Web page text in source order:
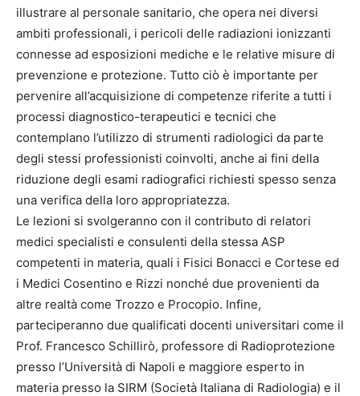
illustrare al personale sanitario, che opera nei diversi
ambiti professionali, i pericoli delle radiazioni ionizzanti
connesse ad esposizioni mediche e le relative misure di
prevenzione e protezione. Tutto ciò è importante per
pervenire all’acquisizione di competenze riferite a tutti i
processi diagnostico-terapeutici e tecnici che
contemplano l’utilizzo di strumenti radiologici da parte
degli stessi professionisti coinvolti, anche ai fini della
riduzione degli esami radiografici richiesti spesso senza
una verifica della loro appropriatezza.
Le lezioni si svolgeranno con il contributo di relatori
medici specialisti e consulenti della stessa ASP
competenti in materia, quali i Fisici Bonacci e Cortese ed
i Medici Cosentino e Rizzi nonché due provenienti da
altre realtà come Trozzo e Procopio. Infine,
parteciperanno due qualificati docenti universitari come il
Prof. Francesco Schillirò, professore di Radioprotezione
presso l’Università di Napoli e maggiore esperto in
materia presso la SIRM (Società Italiana di Radiologia) e il